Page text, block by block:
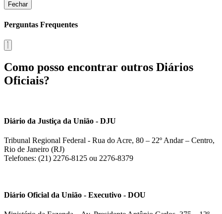
Fechar
Perguntas Frequentes
Como posso encontrar outros Diários
Oficiais?
Diário da Justiça da União - DJU
Tribunal Regional Federal - Rua do Acre, 80 – 22º Andar – Centro,
Rio de Janeiro (RJ)
Telefones: (21) 2276-8125 ou 2276-8379
Diário Oficial da União - Executivo - DOU